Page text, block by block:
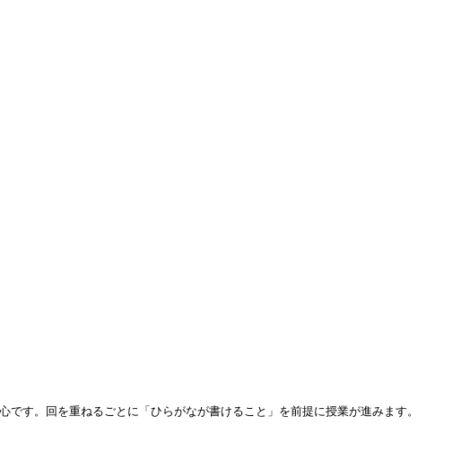
す。回を重ねるごとに「ひらがなが書けること」を前提に授業が進みます。